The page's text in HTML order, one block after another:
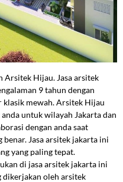
Arsitek Hijau. Jasa arsitek
9 tahun dengan
mewah. Arsitek Hijau
untuk wilayah Jakarta dan
dengan anda saat
Jasa arsitek jakarta ini
yang paling tepat.
di jasa arsitek jakarta ini
dikerjakan oleh arsitek